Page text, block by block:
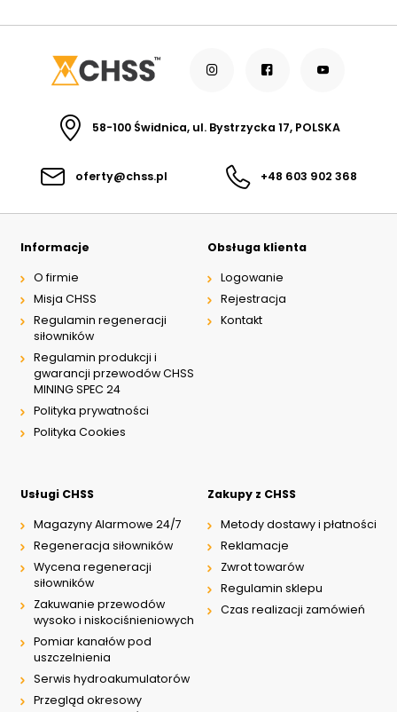
58-100 Świdnica, ul. Bystrzycka 17, POLSKA
oferty@chss.pl +48 603 902 368
Informacje
O firmie
Misja CHSS
Regulamin regeneracji
siłowników
Regulamin produkcji i
gwarancji przewodów CHSS
MINING SPEC 24
Polityka prywatności
Polityka Cookies
Obsługa klienta
Logowanie
Rejestracja
Kontakt
Usługi CHSS
Magazyny Alarmowe 24/7
Regeneracja siłowników
Wycena regeneracji
siłowników
Zakuwanie przewodów
wysoko i niskociśnieniowych
Pomiar kanałów pod
uszczelnienia
Serwis hydroakumulatorów
Przegląd okresowy
Zakupy z CHSS
Metody dostawy i płatności
Reklamacje
Zwrot towarów
Regulamin sklepu
Czas realizacji zamówień